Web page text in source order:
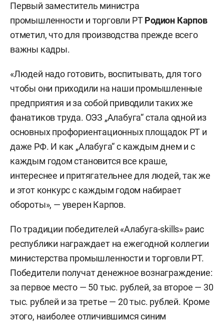
Первый заместитель министра
промышленности и торговли РТРодион Карпов
отметил, что для производства прежде всего
важны кадры.
«Людей надо готовить, воспитывать, для того
чтобы они приходили на наши промышленные
предприятия и за собой приводили таких же
фанатиков труда. ОЭЗ „Алабуга“ стала одной из
основных профориентационных площадок РТ и
даже РФ. И как „Алабуга“ с каждым днем и с
каждым годом становится все краше,
интереснее и притягательнее для людей, так же
и этот конкурс с каждым годом набирает
обороты», — уверен Карпов.
По традиции победителей «Алабуга-skills» раис
республики награждает на ежегодной коллегии
министерства промышленности и торговли РТ.
Победители получат денежное вознаграждение:
за первое место — 50 тыс. рублей, за второе — 30
тыс. рублей и за третье — 20 тыс. рублей. Кроме
этого, наиболее отличившимся синим